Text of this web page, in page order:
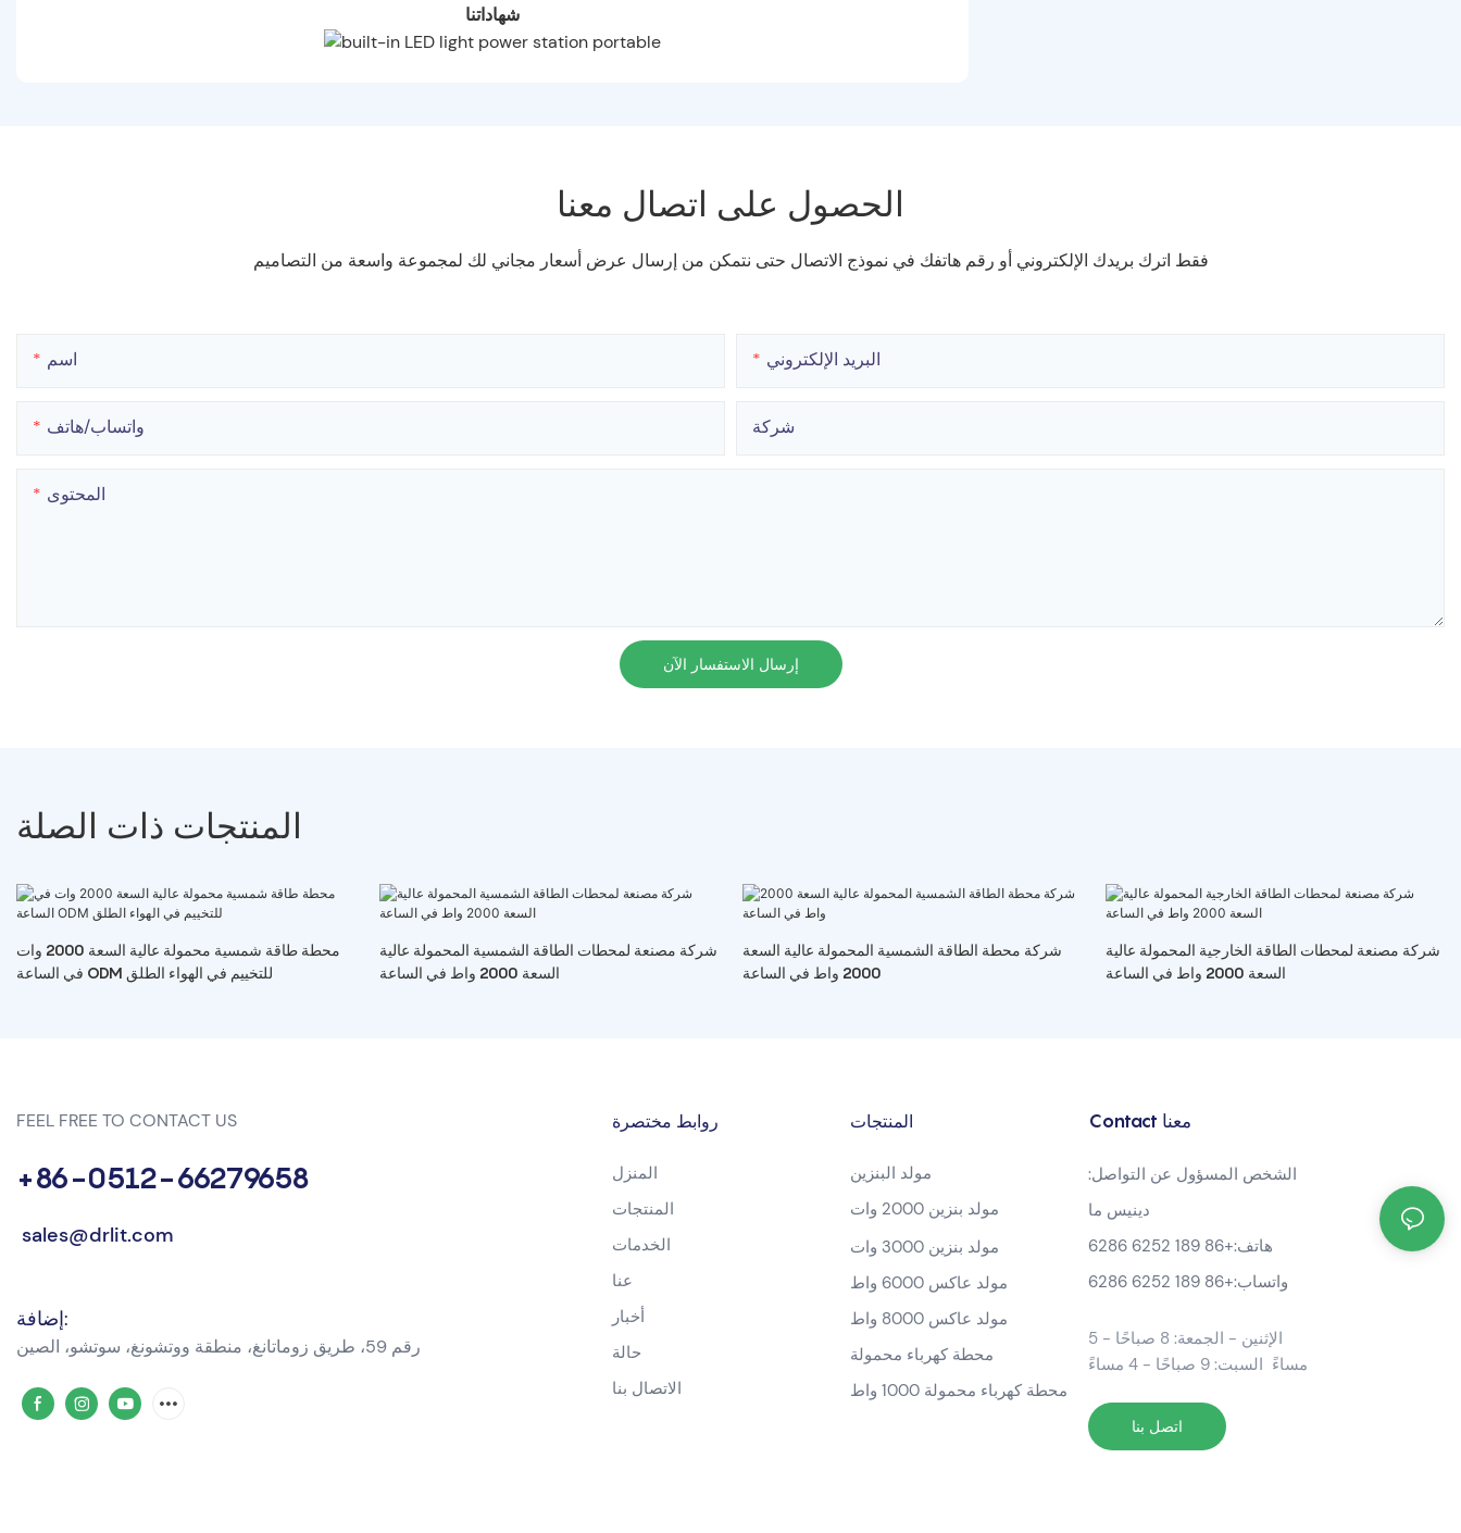
شهاداتنا
الحصول على اتصال معنا
فقط اترك بريدك الإلكتروني أو رقم هاتفك في نموذج الاتصال حتى نتمكن من إرسال عرض أسعار مجاني لك لمجموعة واسعة من التصاميم
اسم البريد الإلكتروني
واتساب/هاتف شركة
المحتوى
إرسال الاستفسار الآن
المنتجات ذات الصلة
محطة طاقة شمسية محمولة عالية السعة 2000 وات
في الساعة ODM للتخييم في الهواء الطلق
شركة مصنعة لمحطات الطاقة الشمسية المحمولة عالية
السعة 2000 واط في الساعة
شركة محطة الطاقة الشمسية المحمولة عالية السعة
2000 واط في الساعة
شركة مصنعة لمحطات الطاقة الخارجية المحمولة عالية
السعة 2000 واط في الساعة
FEEL FREE TO CONTACT US
+86-0512-66279658
sales@drlit.com
إضافة:
رقم 59، طريق زوماتانغ، منطقة ووتشونغ، سوتشو، الصين
روابط مختصرة
المنزل
المنتجات
الخدمات
عنا
أخبار
حالة
الاتصال بنا
المنتجات
مولد البنزين
مولد بنزين 2000 وات
مولد بنزين 3000 وات
مولد عاكس 6000 واط
مولد عاكس 8000 واط
محطة كهرباء محمولة 1000 واط
Contact معنا
الشخص المسؤول عن التواصل:
دينيس ما
هاتف:+86 189 6252 6286
واتساب:+86 189 6252 6286
الإثنين - الجمعة: 8 صباحًا - 5
مساءً السبت: 9 صباحًا - 4 مساءً
اتصل بنا